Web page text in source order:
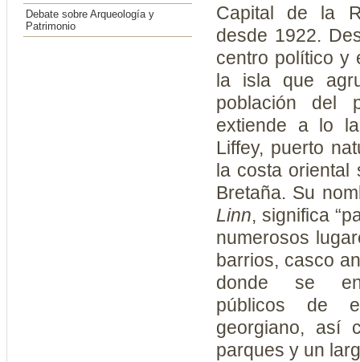
Debate sobre Arqueología y
Patrimonio
Capital de la
desde 1922.
centro político y
la isla que
población del
extiende a lo
Liffey, puerto
la costa oriental
Bretaña. Su
Linn, significa
numerosos
barrios, casco
donde se
públicos de
georgiano, así
parques y un